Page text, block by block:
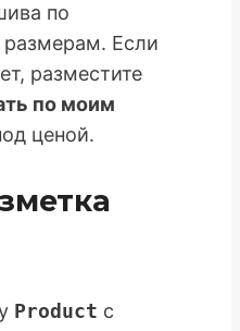
по
Если
разместите
по моим
ценой.
Product с